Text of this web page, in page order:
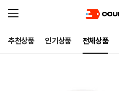
추천상품 인기상품 전체상품